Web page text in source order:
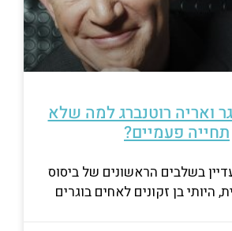
ואריה רוטנברג למה שלא
תחייה פעמיים?
בשלבים הראשונים של ביסוס
היותי בן זקונים לאחים בוגרים